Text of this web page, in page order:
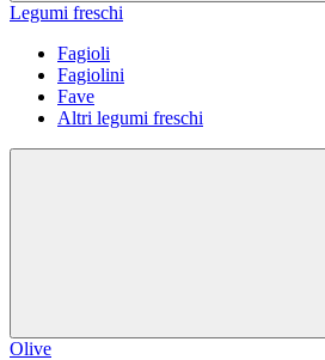
Legumi freschi
Fagioli
Fagiolini
Fave
Altri legumi freschi
Olive